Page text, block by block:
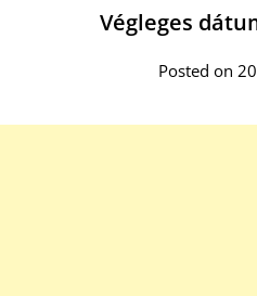
Végleges
Posted on